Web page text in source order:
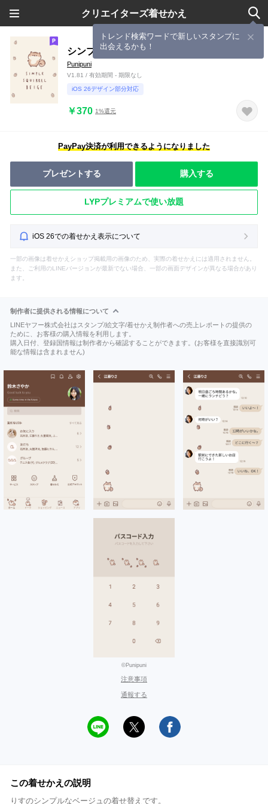
クリエイターズ着せかえ
トレンド検索ワードで新しいスタンプに
出会えるかも！
シンプル リス ベージュ
Punipuni
V1.81 / 有効期間 - 期限なし
iOS 26デザイン部分対応
￥370 1%還元
PayPay決済が利用できるようになりました
プレゼントする 購入する
LYPプレミアムで使い放題
iOS 26での着せかえ表示について
一部の画像は着せかえショップ掲載用の画像のため、実際の着せかえには適用されません。
また、ご利用のLINEバージョンが最新でない場合、一部の画面デザインが異なる場合があり
ます。
制作者に提供される情報について
LINEヤフー株式会社はスタンプ/絵文字/着せかえ制作者への売上レポートの提供の
ために、お客様の購入情報を利用します。
購入日付、登録国情報は制作者から確認することができます。(お客様を直接識別可
能な情報は含まれません)
©Punipuni
注意事項
通報する
この着せかえの説明
りすのシンプルなベージュの着せ替えです。